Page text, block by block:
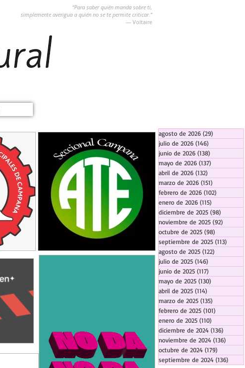
“Para saber quién manda sobre ti,
simplemente averigua a quién no se te permite criticar.”
― Voltaire
agosto de 2026 (29)
julio de 2026 (146)
junio de 2026 (138)
mayo de 2026 (137)
abril de 2026 (132)
marzo de 2026 (151)
febrero de 2026 (102)
enero de 2026 (115)
diciembre de 2025 (98)
noviembre de 2025 (92)
octubre de 2025 (98)
septiembre de 2025 (113)
agosto de 2025 (122)
julio de 2025 (146)
junio de 2025 (117)
mayo de 2025 (130)
abril de 2025 (114)
marzo de 2025 (135)
febrero de 2025 (101)
enero de 2025 (110)
diciembre de 2024 (136)
noviembre de 2024 (136)
octubre de 2024 (179)
septiembre de 2024 (136)